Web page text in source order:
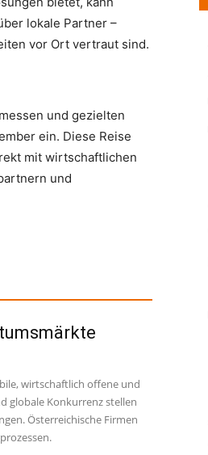
lokale Partner –
vor Ort vertraut sind.
und gezielten
ein. Diese Reise
mit wirtschaftlichen
und
wirtschaftlich offene und
globale Konkurrenz stellen
Österreichische Firmen